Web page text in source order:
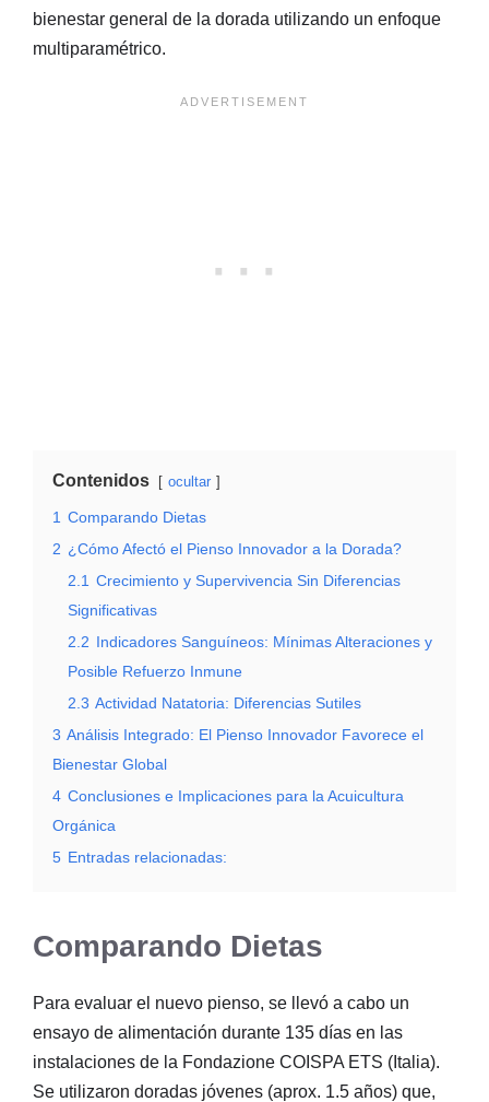
bienestar general de la dorada utilizando un enfoque
multiparamétrico.
Contenidos ocultar
1 Comparando Dietas
2 ¿Cómo Afectó el Pienso Innovador a la Dorada?
2.1 Crecimiento y Supervivencia Sin Diferencias
Significativas
2.2 Indicadores Sanguíneos: Mínimas Alteraciones y
Posible Refuerzo Inmune
2.3 Actividad Natatoria: Diferencias Sutiles
3 Análisis Integrado: El Pienso Innovador Favorece el
Bienestar Global
4 Conclusiones e Implicaciones para la Acuicultura
Orgánica
5 Entradas relacionadas:
Comparando Dietas
Para evaluar el nuevo pienso, se llevó a cabo un
ensayo de alimentación durante 135 días en las
instalaciones de la Fondazione COISPA ETS (Italia).
Se utilizaron doradas jóvenes (aprox. 1.5 años) que,